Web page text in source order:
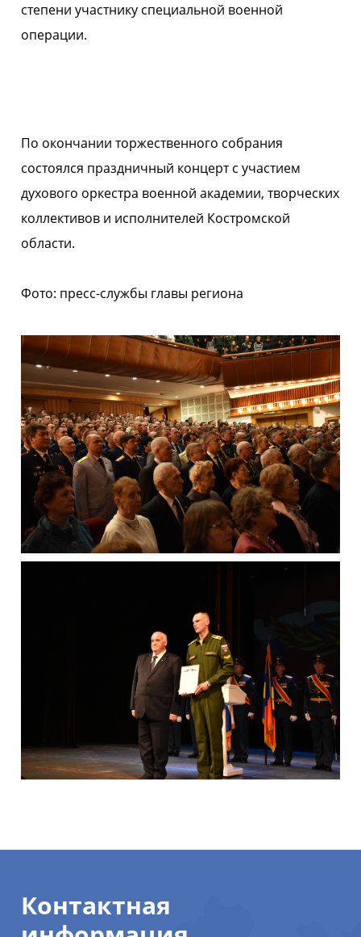
степени участнику специальной военной
операции.
По окончании торжественного собрания
состоялся праздничный концерт с участием
духового оркестра военной академии, творческих
коллективов и исполнителей Костромской
области.
Фото: пресс-службы главы региона
Контактная